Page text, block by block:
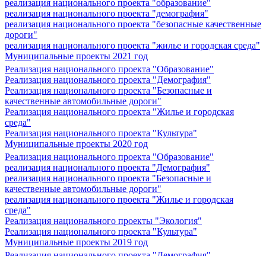
реализация национального проекта "образование"
реализация национального проекта "демография"
реализация национального проекта "безопасные качественные
дороги"
реализация национального проекта "жилье и городская среда"
Муниципальные проекты 2021 год
Реализация национального проекта "Образование"
Реализация национального проекта "Демография"
Реализация национального проекта "Безопасные и
качественные автомобильные дороги"
Реализация национального проекта "Жилье и городская
среда"
Реализация национального проекта "Культура"
Муниципальные проекты 2020 год
Реализация национального проекта "Образование"
реализация национального проекта "Демография"
реализация национального проекта "Безопасные и
качественные автомобильные дороги"
реализация национального проекта "Жилье и городская
среда"
Реализация национального проекты "Экология"
Реализация национального проекта "Культура"
Муниципальные проекты 2019 год